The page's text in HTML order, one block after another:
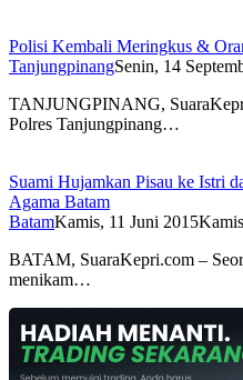
Polisi Kembali Meringkus &
TanjungpinangSenin, 14
TANJUNGPINANG,
Polres Tanjungpinang…
Suami Hujamkan Pisau ke Istri
Agama Batam
BatamKamis, 11 Juni 2015
BATAM, SuaraKepri.com –
menikam…